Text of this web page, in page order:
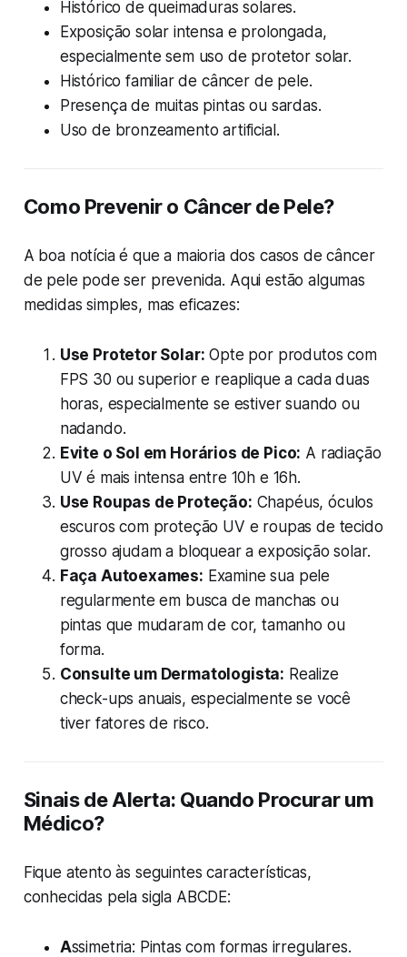
Histórico de queimaduras solares.
Exposição solar intensa e prolongada,
especialmente sem uso de protetor solar.
Histórico familiar de câncer de pele.
Presença de muitas pintas ou sardas.
Uso de bronzeamento artificial.
Como Prevenir o Câncer de Pele?
A boa notícia é que a maioria dos casos de câncer
de pele pode ser prevenida. Aqui estão algumas
medidas simples, mas eficazes:
Use Protetor Solar: Opte por produtos com
FPS 30 ou superior e reaplique a cada duas
horas, especialmente se estiver suando ou
nadando.
Evite o Sol em Horários de Pico: A radiação
UV é mais intensa entre 10h e 16h.
Use Roupas de Proteção: Chapéus, óculos
escuros com proteção UV e roupas de tecido
grosso ajudam a bloquear a exposição solar.
Faça Autoexames: Examine sua pele
regularmente em busca de manchas ou
pintas que mudaram de cor, tamanho ou
forma.
Consulte um Dermatologista: Realize
check-ups anuais, especialmente se você
tiver fatores de risco.
Sinais de Alerta: Quando Procurar um
Médico?
Fique atento às seguintes características,
conhecidas pela sigla ABCDE:
Assimetria: Pintas com formas irregulares.